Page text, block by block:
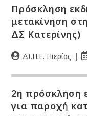
Πρόσκληση
μετακίνηση
ΔΣ Κατερίνης)
ΔΙ.Π.Ε. Πιερίας
2η πρόσκληση
για παροχή